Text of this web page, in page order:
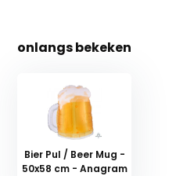
onlangs bekeken
Bier Pul / Beer Mug -
50x58 cm - Anagram